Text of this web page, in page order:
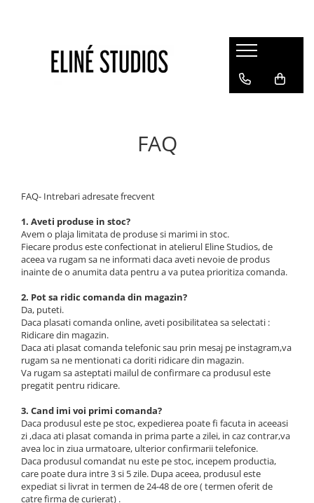
Best Sellers
Topuri
Seturi
Jachete
Paltoane
Costume Baie
Lichidare de stoc
FAQ
FAQ- Intrebari adresate frecvent
1. Aveti produse in stoc?
Avem o plaja limitata de produse si marimi in stoc.
Fiecare produs este confectionat in atelierul Eline Studios, de
aceea va rugam sa ne informati daca aveti nevoie de produs
inainte de o anumita data pentru a va putea prioritiza comanda.
2. Pot sa ridic comanda din magazin?
Da, puteti.
Daca plasati comanda online, aveti posibilitatea sa selectati :
Ridicare din magazin.
Daca ati plasat comanda telefonic sau prin mesaj pe instagram,va
rugam sa ne mentionati ca doriti ridicare din magazin.
Va rugam sa asteptati mailul de confirmare ca produsul este
pregatit pentru ridicare.
3. Cand imi voi primi comanda?
Daca produsul este pe stoc, expedierea poate fi facuta in aceeasi
zi ,daca ati plasat comanda in prima parte a zilei, in caz contrar,va
avea loc in ziua urmatoare, ulterior confirmarii telefonice.
Daca produsul comandat nu este pe stoc, incepem productia,
care poate dura intre 3 si 5 zile. Dupa aceea, produsul este
expediat si livrat in termen de 24-48 de ore ( termen oferit de
catre firma de curierat) .